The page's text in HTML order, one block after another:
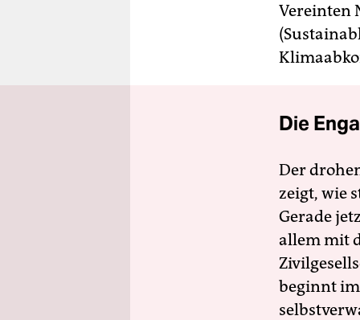
Vereinten
Die
Der
zeigt, wie
Gerade
allem mit
beginnt